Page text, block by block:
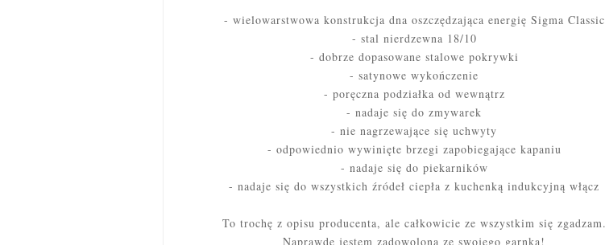
- wielowarstwowa konstrukcja dna oszczędzająca energię Sigma Classic
- stal nierdzewna 18/10
- dobrze dopasowane stalowe pokrywki
- satynowe wykończenie
- poręczna podziałka od wewnątrz
- nadaje się do zmywarek
- nie nagrzewające się uchwyty
- odpowiednio wywinięte brzegi zapobiegające kapaniu
- nadaje się do piekarników
- nadaje się do wszystkich źródeł ciepła z kuchenką indukcyjną włącz
To trochę z opisu producenta, ale całkowicie ze wszystkim się zgadzam.
Naprawdę jestem zadowolona ze swojego garnka!